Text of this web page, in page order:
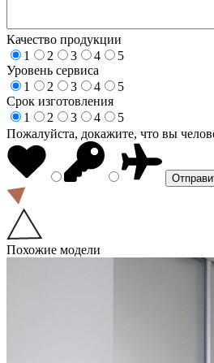
Качество продукции
1
2 3 4
5
Уровень сервиса
1
2 3 4
5
Срок изготовления
1
2 3 4
5
Пожалуйста, докажите, что вы
Похожие модели